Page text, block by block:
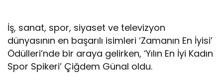
İş, sanat, spor, siyaset ve televizyon
dünyasının en başarılı isimleri ‘Zamanın En İyisi’
Ödülleri’nde bir araya gelirken, ‘Yılın En İyi Kadın
Spor Spikeri’ Çiğdem Günal oldu.